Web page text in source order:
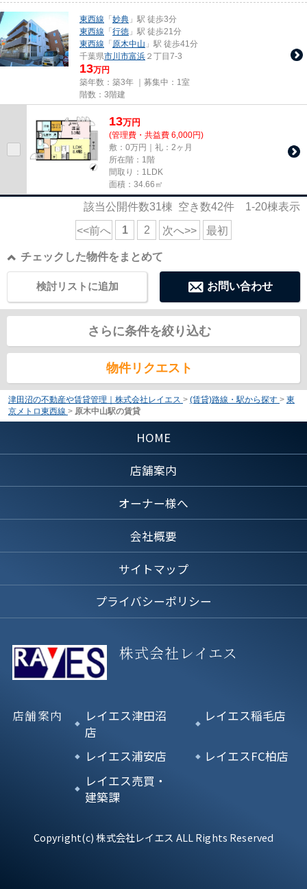
東西線 「妙典 」駅 徒歩3分
東西線 「行徳 」駅 徒歩21分
東西線 「原木中山 」駅 徒歩41分
千葉県市川市富浜 ２丁目7-3
13万円
築年数：築3年 ｜募集中： 1室
階数：3階建
13万円
(管理費・共益費 6,000円)
敷：0万円｜礼：2ヶ月
所在階：1階
間取り：1LDK
面積：34.66㎡
該当公開件数31棟 空き数42件 1-20棟表示
<<前へ 1 2 次へ>> 最初
チェックした物件をまとめて
お問い合わせ
検討リストに追加
さらに条件を絞り込む
物件リクエスト
津田沼の不動産や賃貸管理｜株式会社レイエス > (賃貸)路線・駅から探す > 東
京メトロ東西線 > 原木中山駅の賃貸
HOME
店舗案内
オーナー様へ
会社概要
サイトマップ
プライバシーポリシー
株式会社レイエス
店舗案内
レイエス津田沼
店
レイエス稲毛店
レイエス浦安店
レイエスFC柏店
レイエス売買・
建築課
Copyright(c) 株式会社レイエス ALL Rights Reserved